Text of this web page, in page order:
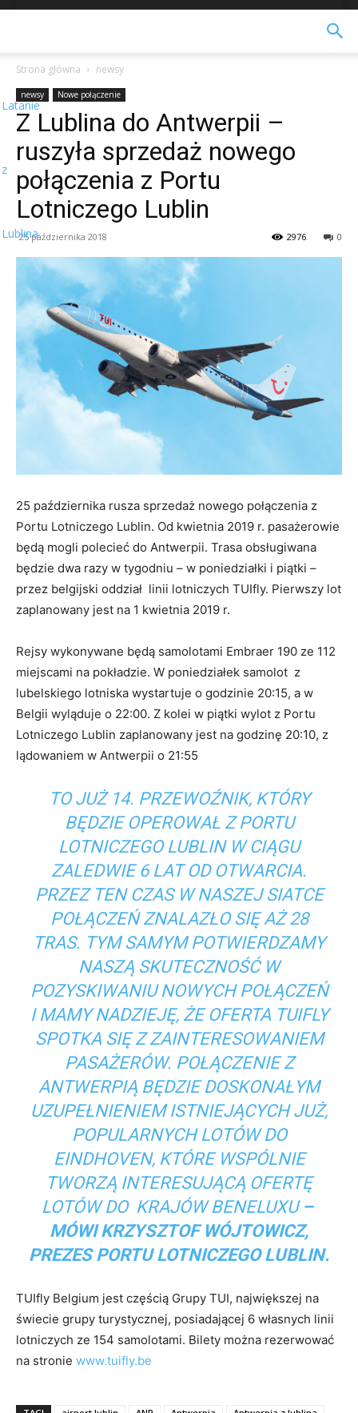
Latanie
z
Lublina
Strona główna newsy
newsy Nowe połączenie
Z Lublina do Antwerpii –
ruszyła sprzedaż nowego
połączenia z Portu
Lotniczego Lublin
25 października 2018 0
2976
25 października rusza sprzedaż nowego połączenia z
Portu Lotniczego Lublin. Od kwietnia 2019 r. pasażerowie
będą mogli polecieć do Antwerpii. Trasa obsługiwana
będzie dwa razy w tygodniu – w poniedziałki i piątki –
przez belgijski oddział linii lotniczych TUIfly. Pierwszy lot
zaplanowany jest na 1 kwietnia 2019 r.
Rejsy wykonywane będą samolotami Embraer 190 ze 112
miejscami na pokładzie. W poniedziałek samolot z
lubelskiego lotniska wystartuje o godzinie 20:15, a w
Belgii wyląduje o 22:00. Z kolei w piątki wylot z Portu
Lotniczego Lublin zaplanowany jest na godzinę 20:10, z
lądowaniem w Antwerpii o 21:55
TO JUŻ 14. PRZEWOŹNIK, KTÓRY
BĘDZIE OPEROWAŁ Z PORTU
LOTNICZEGO LUBLIN W CIĄGU
ZALEDWIE 6 LAT OD OTWARCIA.
PRZEZ TEN CZAS W NASZEJ SIATCE
POŁĄCZEŃ ZNALAZŁO SIĘ AŻ 28
TRAS. TYM SAMYM POTWIERDZAMY
NASZĄ SKUTECZNOŚĆ W
POZYSKIWANIU NOWYCH POŁĄCZEŃ
I MAMY NADZIEJĘ, ŻE OFERTA TUIFLY
SPOTKA SIĘ Z ZAINTERESOWANIEM
PASAŻERÓW. POŁĄCZENIE Z
ANTWERPIĄ BĘDZIE DOSKONAŁYM
UZUPEŁNIENIEM ISTNIEJĄCYCH JUŻ,
POPULARNYCH LOTÓW DO
EINDHOVEN, KTÓRE WSPÓLNIE
TWORZĄ INTERESUJĄCĄ OFERTĘ
LOTÓW DO KRAJÓW BENELUXU –
MÓWI KRZYSZTOF WÓJTOWICZ,
PREZES PORTU LOTNICZEGO LUBLIN.
TUIfly Belgium jest częścią Grupy TUI, największej na
świecie grupy turystycznej, posiadającej 6 własnych linii
lotniczych ze 154 samolotami. Bilety można rezerwować
na stronie www.tuifly.be